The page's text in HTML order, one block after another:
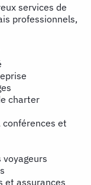
services de
professionnels,
charter
conférences et
et assurances